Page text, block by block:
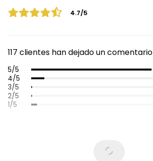
4.7/5
117 clientes han dejado un comentario
5/5
4/5
3/5
2/5
1/5